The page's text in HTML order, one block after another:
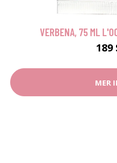
VERBENA, 75 ML
189
MER